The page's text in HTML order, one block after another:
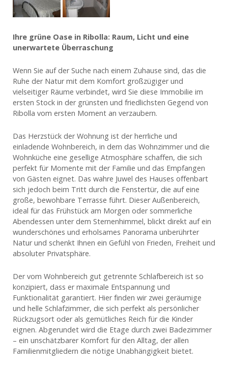
Ihre grüne Oase in Ribolla: Raum, Licht und eine
unerwartete Überraschung
Wenn Sie auf der Suche nach einem Zuhause sind, das die
Ruhe der Natur mit dem Komfort großzügiger und
vielseitiger Räume verbindet, wird Sie diese Immobilie im
ersten Stock in der grünsten und friedlichsten Gegend von
Ribolla vom ersten Moment an verzaubern.
Das Herzstück der Wohnung ist der herrliche und
einladende Wohnbereich, in dem das Wohnzimmer und die
Wohnküche eine gesellige Atmosphäre schaffen, die sich
perfekt für Momente mit der Familie und das Empfangen
von Gästen eignet. Das wahre Juwel des Hauses offenbart
sich jedoch beim Tritt durch die Fenstertür, die auf eine
große, bewohbare Terrasse führt. Dieser Außenbereich,
ideal für das Frühstück am Morgen oder sommerliche
Abendessen unter dem Sternenhimmel, blickt direkt auf ein
wunderschönes und erholsames Panorama unberührter
Natur und schenkt Ihnen ein Gefühl von Frieden, Freiheit und
absoluter Privatsphäre.
Der vom Wohnbereich gut getrennte Schlafbereich ist so
konzipiert, dass er maximale Entspannung und
Funktionalität garantiert. Hier finden wir zwei geräumige
und helle Schlafzimmer, die sich perfekt als persönlicher
Rückzugsort oder als gemütliches Reich für die Kinder
eignen. Abgerundet wird die Etage durch zwei Badezimmer
– ein unschätzbarer Komfort für den Alltag, der allen
Familienmitgliedern die nötige Unabhängigkeit bietet.